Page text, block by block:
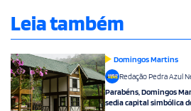
Leia também
Domingos Martins
Redação Pedra Azul
Parabéns, Domingos
sedia capital simbólica